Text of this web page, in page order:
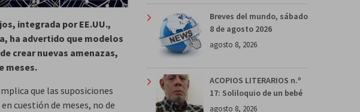
integrada por EE.UU.,
ha advertido que modelos
crear nuevas amenazas,
meses.
que las suposiciones
cuestión de meses, no de
Breves del mundo, sábado
8 de agosto 2026
agosto 8, 2026
ACOPIOS LITERARIOS n.º
17: Soliloquio de un bebé
agosto 8, 2026